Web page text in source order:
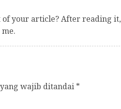
of your article? After reading it,
yang wajib ditandai *